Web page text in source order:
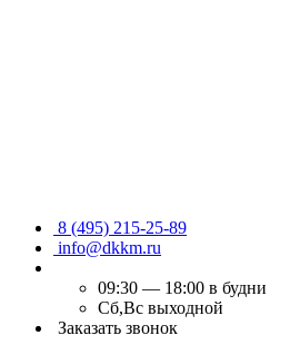
8 (495) 215-25-89
info@dkkm.ru
09:30 — 18:00 в будни
Сб,Вс выходной
Заказать звонок